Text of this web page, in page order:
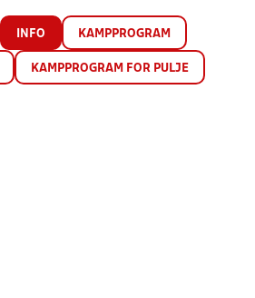
INFO KAMPPROGRAM
KAMPPROGRAM FOR PULJE